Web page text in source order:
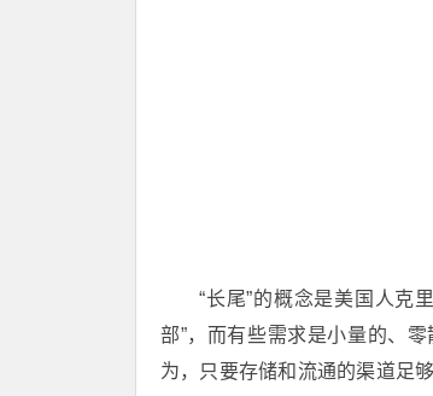
“长尾”的概念是美国人克
部”，而有些需求是小量的、
为，只要存储和流通的渠道足